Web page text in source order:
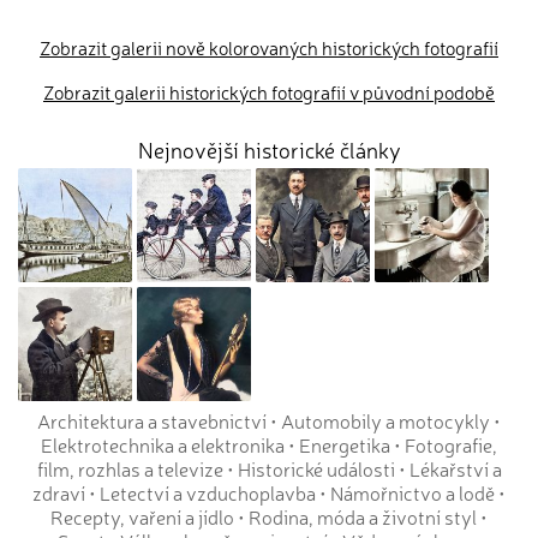
Zobrazit galerii nově kolorovaných historických fotografií
Zobrazit galerii historických fotografií v původní podobě
Nejnovější historické články
Architektura a stavebnictví• Automobily a motocykly •
Elektrotechnika a elektronika • Energetika • Fotografie,
film, rozhlas a televize• Historické události • Lékařství a
zdraví• Letectví a vzduchoplavba • Námořnictvo a lodě•
Recepty, vaření a jídlo • Rodina, móda a životní styl •